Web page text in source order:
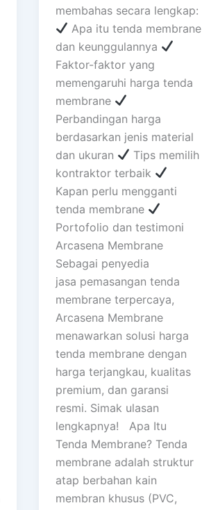
membahas secara lengkap:
Apa itu tenda membrane
dan keunggulannya
Faktor-faktor yang
memengaruhi harga tenda
membrane
Perbandingan harga
berdasarkan jenis material
dan ukuran
Tips memilih
kontraktor terbaik
Kapan perlu mengganti
tenda membrane
Portofolio dan testimoni
Arcasena Membrane
Sebagai penyedia
jasa pemasangan tenda
membrane terpercaya,
Arcasena Membrane
menawarkan solusi harga
tenda membrane dengan
harga terjangkau, kualitas
premium, dan garansi
resmi. Simak ulasan
lengkapnya! Apa Itu
Tenda Membrane? Tenda
membrane adalah struktur
atap berbahan kain
membran khusus (PVC,